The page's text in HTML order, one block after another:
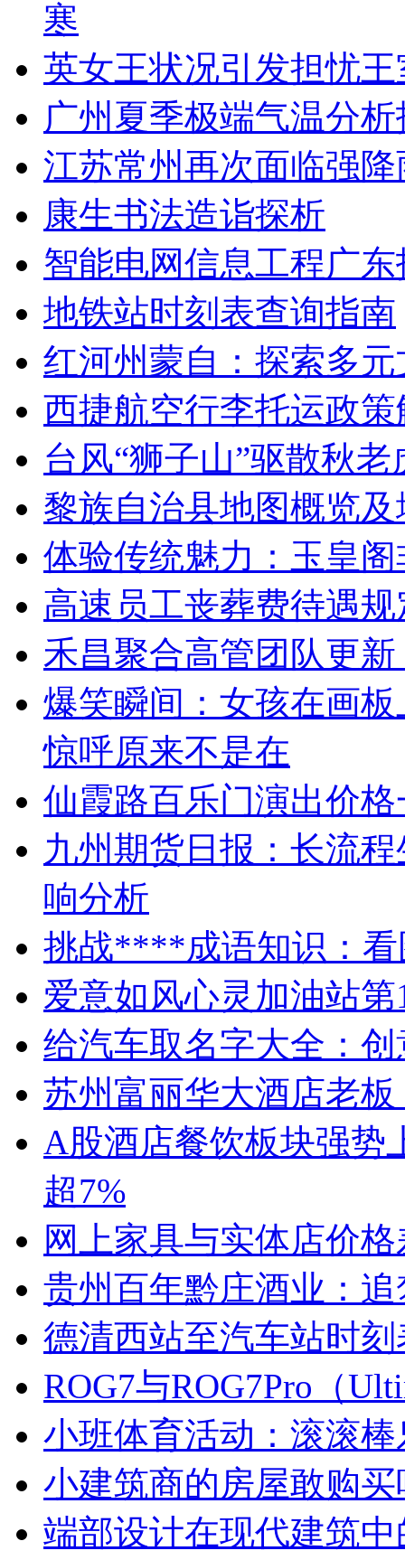
寒
英女王状况引发担忧
广州夏季极端气温分
江苏常州再次面临强
康生书法造诣探析
智能电网信息工程广
地铁站时刻表查询指南
红河州蒙自：探索多
西捷航空行李托运政
台风“狮子山”驱散秋
黎族自治县地图概览
体验传统魅力：玉皇
高速员工丧葬费待遇
禾昌聚合高管团队更
爆笑瞬间：女孩在画
惊呼原来不是在
仙霞路百乐门演出价格
九州期货日报：长流
响分析
挑战****成语知识：看
爱意如风心灵加油站第
给汽车取名字大全：
苏州富丽华大酒店老
A股酒店餐饮板块强势
超7%
网上家具与实体店价
贵州百年黔庄酒业：
德清西站至汽车站时
ROG7与ROG7Pro（
小班体育活动：滚滚
小建筑商的房屋敢购
端部设计在现代建筑